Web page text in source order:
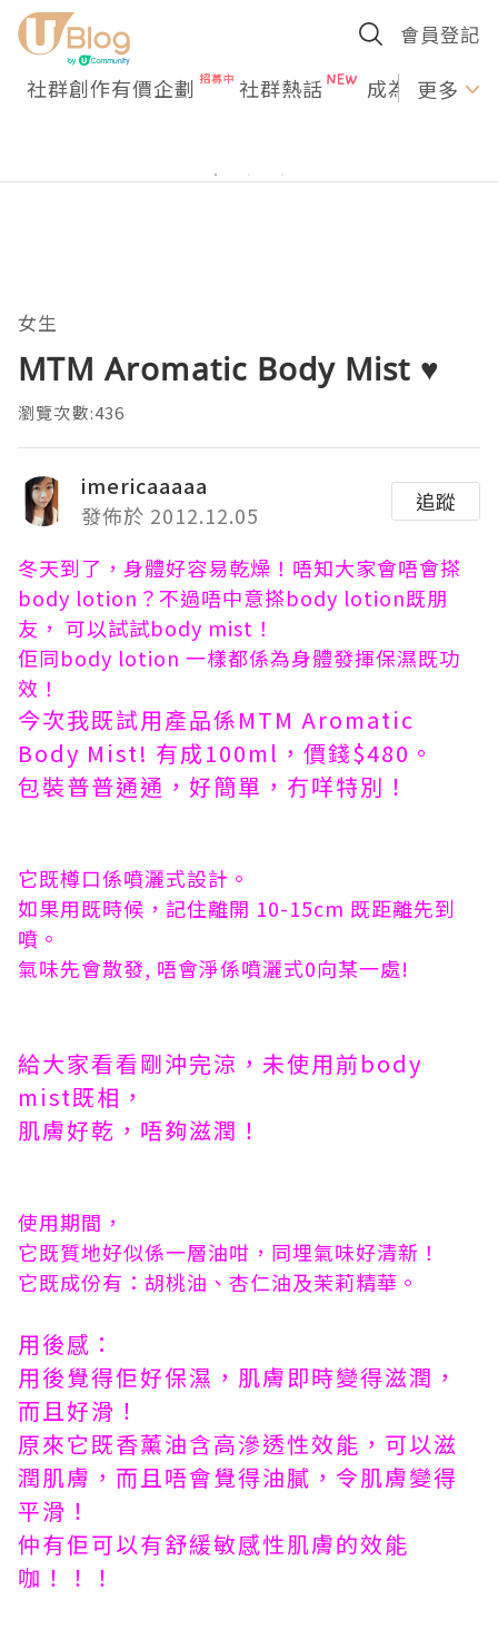
會員登記
社群創作有價企劃 社群熱話 成為U更多
女生
MTM Aromatic Body Mist ♥
瀏覽次數:436
imericaaaaa
發佈於 2012.12.05
追蹤
冬天到了，身體好容易乾燥！唔知大家會唔會搽
body lotion？不過唔中意搽body lotion既朋
友， 可以試試body mist！
佢同body lotion 一樣都係為身體發揮保濕既功
效！
今次我既試用產品係MTM Aromatic
Body Mist! 有成100ml，價錢$480。
包裝普普通通，好簡單，冇咩特別！
它既樽口係噴灑式設計。
如果用既時候，記住離開 10-15cm 既距離先到
噴。
氣味先會散發, 唔會淨係噴灑式0向某一處!
給大家看看剛沖完涼，未使用前body
mist既相，
肌膚好乾，唔夠滋潤！
使用期間，
它既質地好似係一層油咁，同埋氣味好清新！
它既成份有：胡桃油、杏仁油及茉莉精華。
用後感：
用後覺得佢好保濕，肌膚即時變得滋潤，
而且好滑！
原來它既香薰油含高滲透性效能，可以滋
潤肌膚，而且唔會覺得油膩，令肌膚變得
平滑！
仲有佢可以有舒緩敏感性肌膚的效能
咖！！！